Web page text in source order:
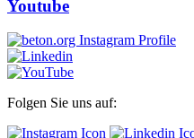
Youtube
Folgen Sie uns auf: